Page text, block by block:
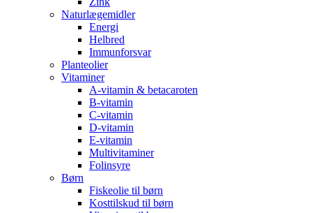
Naturlægemidler
Energi
Helbred
Immunforsvar
Planteolier
Vitaminer
A-vitamin & betacaroten
B-vitamin
C-vitamin
D-vitamin
E-vitamin
Multivitaminer
Folinsyre
Børn
Fiskeolie til børn
Kosttilskud til børn